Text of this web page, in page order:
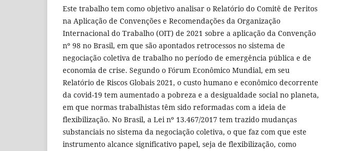
Este trabalho tem como objetivo analisar o Relatório do Comitê de Peritos
na Aplicação de Convenções e Recomendações da Organização
Internacional do Trabalho (OIT) de 2021 sobre a aplicação da Convenção
nº 98 no Brasil, em que são apontados retrocessos no sistema de
negociação coletiva de trabalho no período de emergência pública e de
economia de crise. Segundo o Fórum Econômico Mundial, em seu
Relatório de Riscos Globais 2021, o custo humano e econômico decorrente
da covid-19 tem aumentado a pobreza e a desigualdade social no planeta,
em que normas trabalhistas têm sido reformadas com a ideia de
flexibilização. No Brasil, a Lei nº 13.467/2017 tem trazido mudanças
substanciais no sistema da negociação coletiva, o que faz com que este
instrumento alcance significativo papel, seja de flexibilização, como